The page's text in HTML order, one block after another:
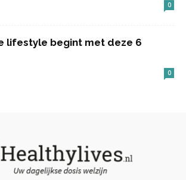
0
lifestyle begint met deze 6
0